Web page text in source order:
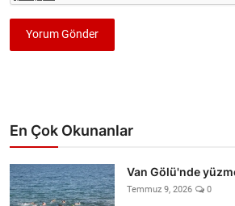
Yorum Gönder
En Çok Okunanlar
Van Gölü'nde
Temmuz 9, 2026 0